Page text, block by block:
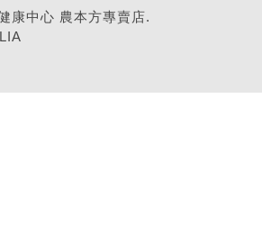
康中心 農本方專賣店.